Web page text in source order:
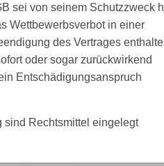
sei von seinem Schutzzweck
Wettbewerbsverbot in einer
des Vertrages
oder sogar zurückwirkend
Entschädigungsanspruch
Rechtsmittel eingelegt